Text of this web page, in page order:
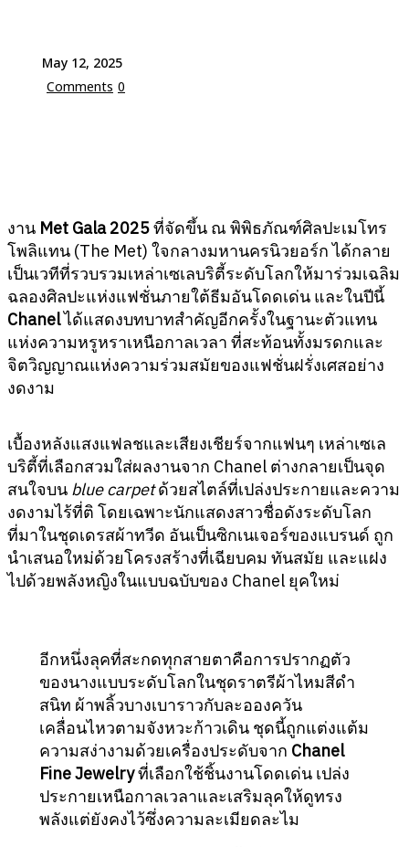
May 12, 2025
Comments 0
งาน Met Gala 2025ที่จัดขึ้น ณ พิพิธภัณฑ์ศิลปะเมโทร
โพลิแทน (The Met) ใจกลางมหานครนิวยอร์ก ได้กลาย
เป็นเวทีที่รวบรวมเหล่าเซเลบริตี้ระดับโลกให้มาร่วมเฉลิม
ฉลองศิลปะแห่งแฟชั่นภายใต้ธีมอันโดดเด่น และในปีนี้
Chanelได้แสดงบทบาทสำคัญอีกครั้งในฐานะตัวแทน
แห่งความหรูหราเหนือกาลเวลา ที่สะท้อนทั้งมรดกและ
จิตวิญญาณแห่งความร่วมสมัยของแฟชั่นฝรั่งเศสอย่าง
งดงาม
เบื้องหลังแสงแฟลชและเสียงเชียร์จากแฟนๆ เหล่าเซเล
บริตี้ที่เลือกสวมใส่ผลงานจาก Chanel ต่างกลายเป็นจุด
สนใจบน blue carpetด้วยสไตล์ที่เปล่งประกายและความ
งดงามไร้ที่ติ โดยเฉพาะนักแสดงสาวชื่อดังระดับโลก
ที่มาในชุดเดรสผ้าทวีด อันเป็นซิกเนเจอร์ของแบรนด์ ถูก
นำเสนอใหม่ด้วยโครงสร้างที่เฉียบคม ทันสมัย และแฝง
ไปด้วยพลังหญิงในแบบฉบับของ Chanel ยุคใหม่
อีกหนึ่งลุคที่สะกดทุกสายตาคือการปรากฏตัว
ของนางแบบระดับโลกในชุดราตรีผ้าไหมสีดำ
สนิท ผ้าพลิ้วบางเบาราวกับละอองควัน
เคลื่อนไหวตามจังหวะก้าวเดิน ชุดนี้ถูกแต่งแต้ม
ความสง่างามด้วยเครื่องประดับจาก Chanel
Fine Jewelryที่เลือกใช้ชิ้นงานโดดเด่น เปล่ง
ประกายเหนือกาลเวลาและเสริมลุคให้ดูทรง
พลังแต่ยังคงไว้ซึ่งความละเมียดละไม